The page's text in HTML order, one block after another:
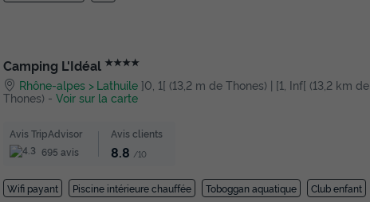
Camping L'Idéal ★★★★
Rhône-alpes Lathuile ]0, 1[ (13,2 m de Thones) | [1, Inf[ (13,2 km de
Thones) - Voir sur la carte
Avis TripAdvisor
695 avis
Avis clients
8.8 /10
Wifi payant Piscine intérieure chauffée Toboggan aquatique
Club enfant